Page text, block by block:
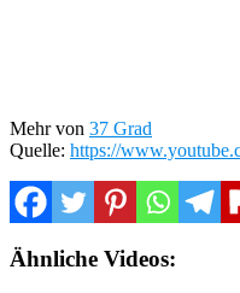
Mehr von 37 Grad
Quelle: https://
Ähnliche Videos: